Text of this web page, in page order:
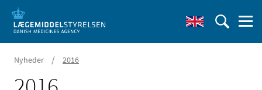
Nyheder / 2016